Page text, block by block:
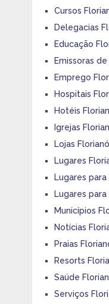
Cursos
Delegacias
Educação
Emissoras
Emprego
Hospitais
Hotéis
Igrejas
Lojas
Lugares
Lugares
Lugares
Municípios
Notícias
Praias
Resorts
Saúde
Serviços